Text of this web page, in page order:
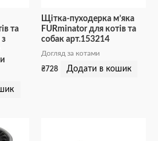
та
Щітка-пуходерка м’яка
FURminator для котів та
собак арт.153214
Догляд за котами
₴728 Додати в кошик